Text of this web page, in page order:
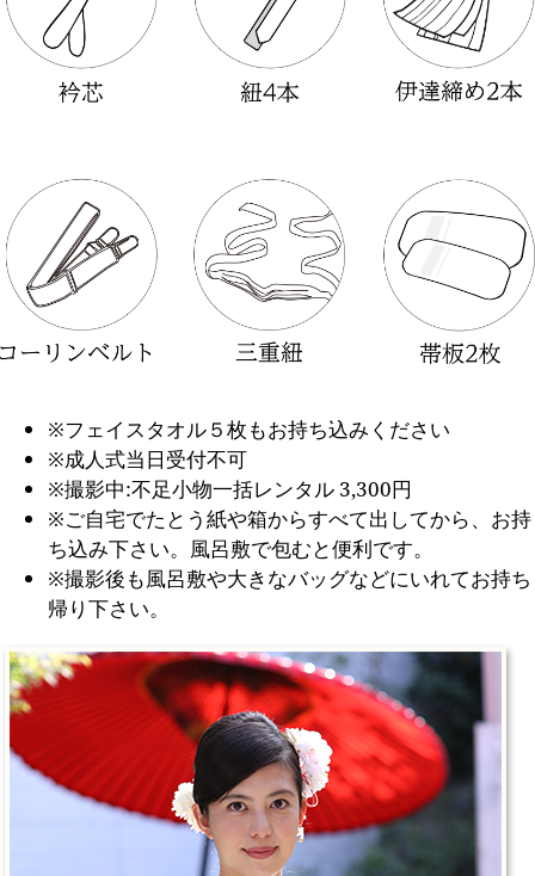
※フェイスタオル５枚もお持ち込みください
※成人式当日受付不可
※撮影中:不足小物一括レンタル 3,300円
※ご自宅でたとう紙や箱からすべて出してから、お持
ち込み下さい。風呂敷で包むと便利です。
※撮影後も風呂敷や大きなバッグなどにいれてお持ち
帰り下さい。